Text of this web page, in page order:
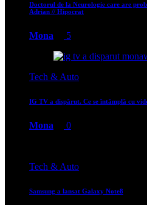
Doctorul de la Neurologie care are
Adrian // Hipocrat
Mona 5
Tech & Auto
IG TV a dispărut. Ce se întâmplă cu
Mona 0
Tech & Auto
Samsung a lansat Galaxy Note8